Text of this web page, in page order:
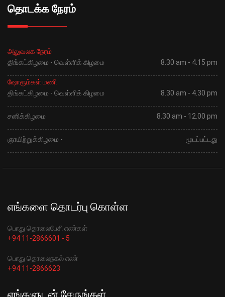
தொடக்க நேரம்
அலுவலக நேரம்
திங்கட்கிழமை - வெள்ளிக் கிழமை
8.30 am - 4.15 pm
ஷோரூம்கள் மணி
திங்கட்கிழமை - வெள்ளிக் கிழமை
8.30 am - 4.30 pm
சனிக்கிழமை 8.30 am - 12.00 pm
ஞாயிற்றுக்கிழமை - மூடப்பட்டது
எங்களை தொடர்பு கொள்ள
பொது தொலைபேசி எண்கள்
+94 11-2866601 - 5
பொது தொலைநகல் எண்
+94 11-2866623
எங்களுடன் சேருங்கள்